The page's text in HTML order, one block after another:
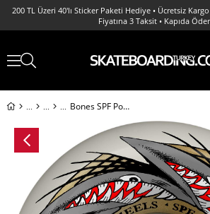
200 TL Üzeri 40'lı Sticker Paketi Hediye • Ücretsiz
Fiyatına 3 Taksit • Kapıda
Bones SPF Pool Sharknado 56MM P5 Sidecut 81B White Wheels